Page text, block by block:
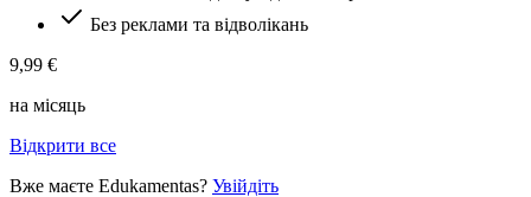
Без реклами та відволікань
9,99 €
на місяць
Відкрити все
Вже маєте Edukamentas? Увійдіть